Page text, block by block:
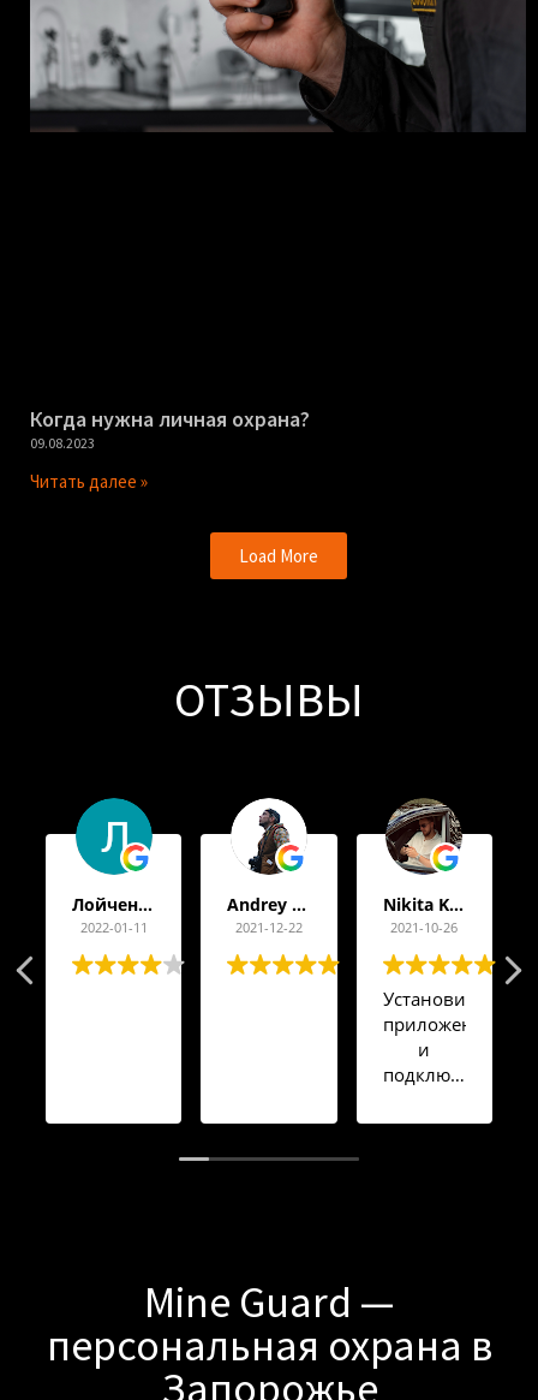
Когда нужна личная охрана?
09.08.2023
Читать далее »
Load More
ОТЗЫВЫ
Лойченко Дмитрий
2022-01-11
Andrey Appolup
2021-12-22
Nikita Kilimbet
2021-10-26
Установил
приложение
и
подключил
дочери,
родителям!
Mine Guard —
персональная охрана в
Запорожье